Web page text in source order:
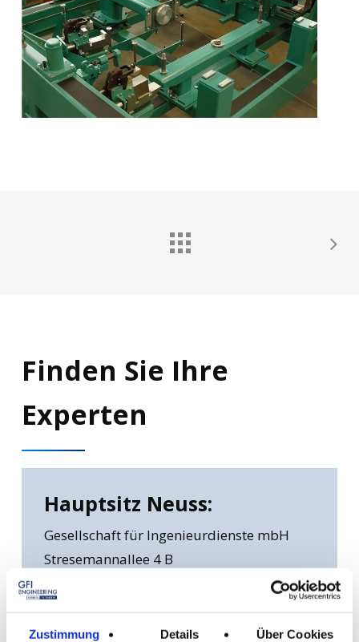
Zustimmung Details Über Cookies
Finden Sie Ihre
Experten
Hauptsitz Neuss:
Gesellschaft für Ingenieurdienste mbH
Stresemannallee 4 B
Telefon: +49 2131 / 40685-0